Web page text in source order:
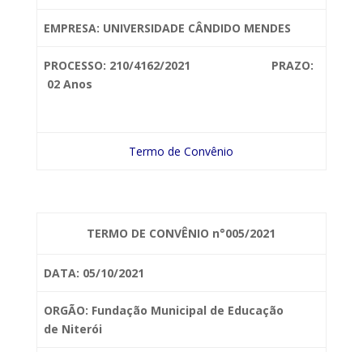
EMPRESA: UNIVERSIDADE CÂNDIDO MENDES
PROCESSO: 210/4162/2021 PRAZO:
02 Anos
Termo de Convênio
TERMO DE CONVÊNIO n°005/2021
DATA: 05/10/2021
ORGÃO: Fundação Municipal de Educação
de Niterói